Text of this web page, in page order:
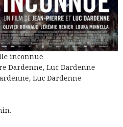
inconnue
Dardenne, Luc Dardenne
Luc Dardenne